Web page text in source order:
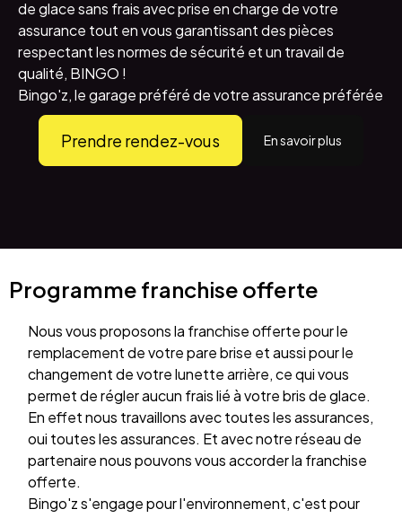
de glace sans frais avec prise en charge de votre
assurance tout en vous garantissant des pièces
respectant les normes de sécurité et un travail de
qualité, BINGO !
Bingo'z, le garage préféré de votre assurance préférée
Prendre rendez-vous En savoir plus
Programme franchise offerte
Nous vous proposons la franchise offerte pour le
remplacement de votre pare brise et aussi pour le
changement de votre lunette arrière, ce qui vous
permet de régler aucun frais lié à votre bris de glace.
En effet nous travaillons avec toutes les assurances,
oui toutes les assurances. Et avec notre réseau de
partenaire nous pouvons vous accorder la franchise
offerte.
Bingo'z s'engage pour l'environnement, c'est pour